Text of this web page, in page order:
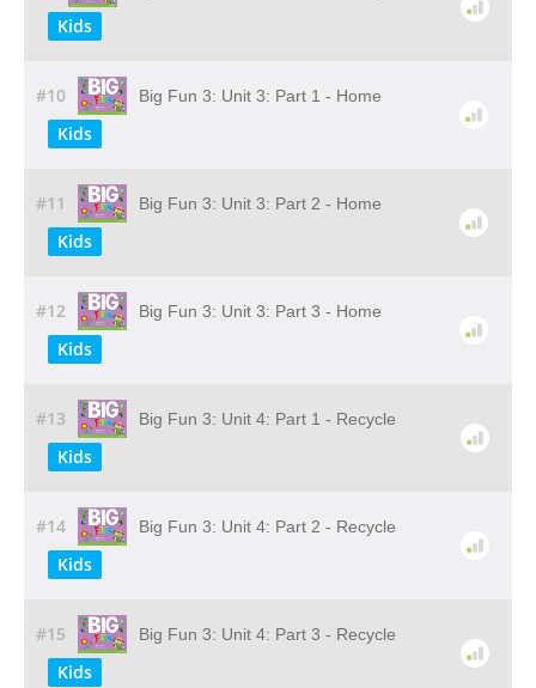
Kids
#10 Big Fun 3: Unit 3: Part 1 - Home
Kids
#11 Big Fun 3: Unit 3: Part 2 - Home
Kids
#12 Big Fun 3: Unit 3: Part 3 - Home
Kids
#13 Big Fun 3: Unit 4: Part 1 - Recycle
Kids
#14 Big Fun 3: Unit 4: Part 2 - Recycle
Kids
#15 Big Fun 3: Unit 4: Part 3 - Recycle
Kids